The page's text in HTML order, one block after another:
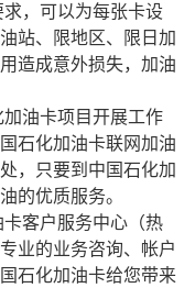
，可以为每张卡设
站、限地区、限日加
造成意外损失，加油
油卡项目开展工作
石化加油卡联网加油
，只要到中国石化加
的优质服务。
客户服务中心（热
业的业务咨询、帐户
石化加油卡给您带来